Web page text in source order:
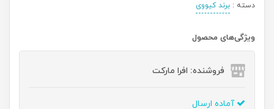
دسته : برند کیووی
ویژگی‌های محصول
فروشنده: افرا مارکت
آماده ارسال